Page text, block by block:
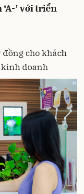
’ với triển
đồng cho khách
kinh doanh